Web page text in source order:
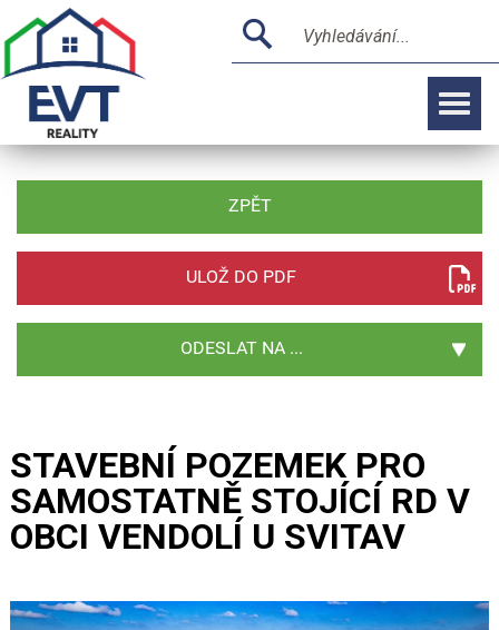
ZPĚT
ULOŽ DO PDF
ODESLAT NA ...
STAVEBNÍ POZEMEK PRO
SAMOSTATNĚ STOJÍCÍ RD V
OBCI VENDOLÍ U SVITAV